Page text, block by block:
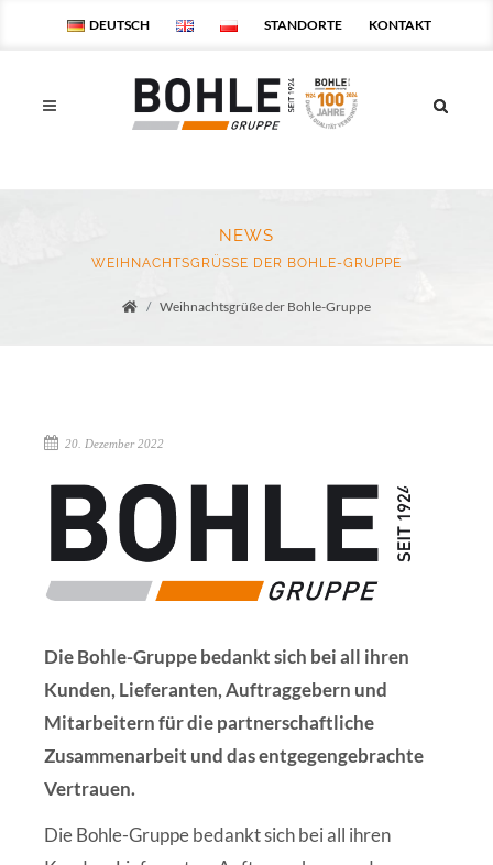
DEUTSCH STANDORTE KONTAKT
NEWS
WEIHNACHTSGRÜSSE DER BOHLE-GRUPPE
Weihnachtsgrüße der Bohle-Gruppe
20. Dezember 2022
Die Bohle-Gruppe bedankt sich bei all ihren
Kunden, Lieferanten, Auftraggebern und
Mitarbeitern für die partnerschaftliche
Zusammenarbeit und das entgegengebrachte
Vertrauen.
Die Bohle-Gruppe bedankt sich bei all ihren